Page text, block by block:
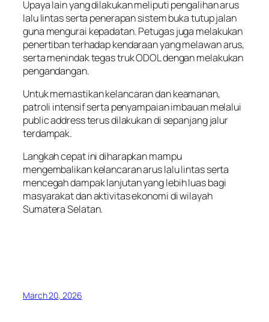
Upaya lain yang dilakukan meliputi pengalihan arus
lalu lintas serta penerapan sistem buka tutup jalan
guna mengurai kepadatan. Petugas juga melakukan
penertiban terhadap kendaraan yang melawan arus,
serta menindak tegas truk ODOL dengan melakukan
pengandangan.
Untuk memastikan kelancaran dan keamanan,
patroli intensif serta penyampaian imbauan melalui
public address terus dilakukan di sepanjang jalur
terdampak.
Langkah cepat ini diharapkan mampu
mengembalikan kelancaran arus lalu lintas serta
mencegah dampak lanjutan yang lebih luas bagi
masyarakat dan aktivitas ekonomi di wilayah
Sumatera Selatan.
March 20, 2026